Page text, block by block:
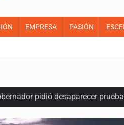
EMPRESA PASIÓN
pidió desaparecer
a defraudador de paquetes